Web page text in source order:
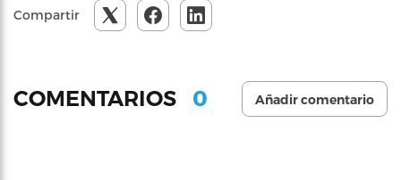
Compartir
COMENTARIOS 0 Añadir comentario